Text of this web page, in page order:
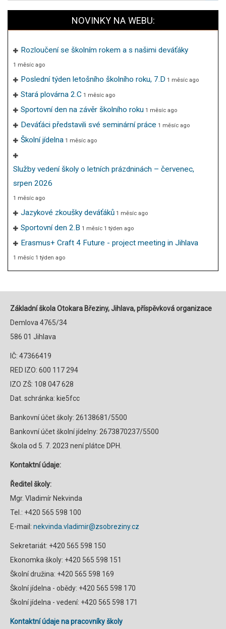
–
2025
NOVINKY NA WEBU:
Rozloučení se školním rokem a s našimi deváťáky
1 měsíc ago
Poslední týden letošního školního roku, 7.D 1 měsíc ago
Stará plovárna 2.C 1 měsíc ago
Sportovní den na závěr školního roku 1 měsíc ago
Deváťáci představili své seminární práce 1 měsíc ago
Školní jídelna 1 měsíc ago
Služby vedení školy o letních prázdninách – červenec,
srpen 2026
1 měsíc ago
Jazykové zkoušky deváťáků 1 měsíc ago
Sportovní den 2.B 1 měsíc 1 týden ago
Erasmus+ Craft 4 Future - project meeting in Jihlava
1 měsíc 1 týden ago
Základní škola Otokara Březiny, Jihlava, příspěvková organizace
Demlova 4765/34
586 01 Jihlava
IČ: 47366419
RED IZO: 600 117 294
IZO ZŠ: 108 047 628
Dat. schránka: kie5fcc
Bankovní účet školy: 26138681/5500
Bankovní účet školní jídelny: 2673870237/5500
Škola od 5. 7. 2023 není plátce DPH.
Kontaktní údaje:
Ředitel školy:
Mgr. Vladimír Nekvinda
Tel.: +420 565 598 100
E-mail: nekvinda.vladimir@zsobreziny.cz
Sekretariát: +420 565 598 150
Ekonomka školy: +420 565 598 151
Školní družina: +420 565 598 169
Školní jídelna - obědy: +420 565 598 170
Školní jídelna - vedení: +420 565 598 171
Kontaktní údaje na pracovníky školy